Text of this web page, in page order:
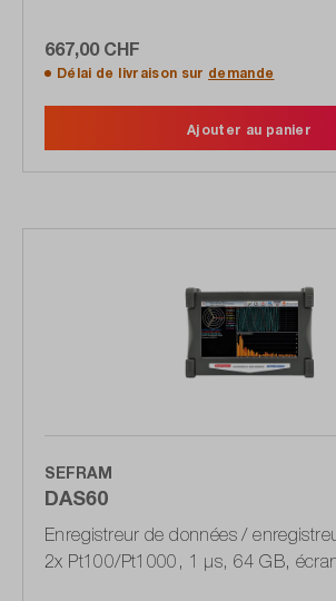
667,00 CHF
Délai de livraison sur demande
Ajouter au panier
SEFRAM
DAS60
Enregistreur de données /
2x Pt100/Pt1000, 1 μs, 64 GB,